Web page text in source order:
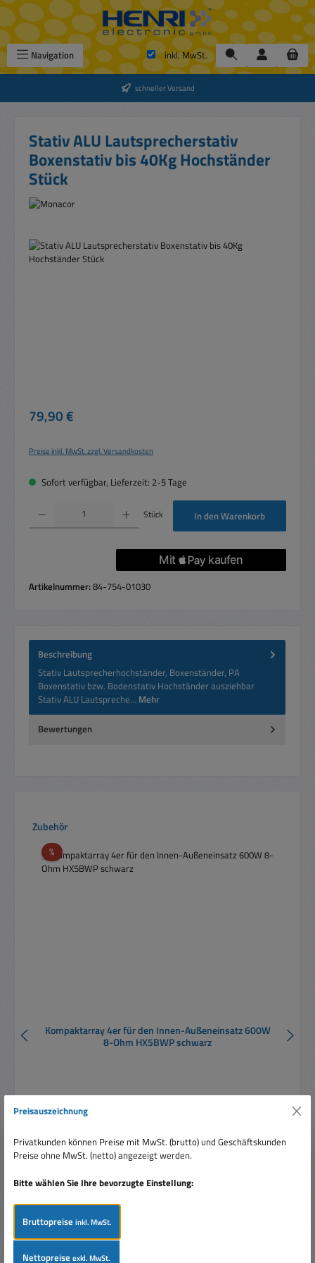
Zum Hauptinhalt springen
Navigation inkl. MwSt.
schneller Versand
Stativ ALU Lautsprecherstativ
Boxenstativ bis 40Kg Hochständer
Stück
Bildergalerie überspringen
Regulärer Preis:
79,90 €
Preise inkl. MwSt. zzgl. Versandkosten
Sofort verfügbar, Lieferzeit: 2-5 Tage
Produkt Anzahl: Gib den gewünschten Wert ein oder benutze die Schaltflächen um
Stück In den Warenkorb
Artikelnummer:84-754-01030
Beschreibung
Stativ Lautsprecherhochständer, Boxenständer, PA
Boxenstativ bzw. Bodenstativ Hochständer ausziehbar
Stativ ALU Lautspreche… Mehr
Bewertungen
Produktgalerie überspringen
Zubehör
%Rabatt
Kompaktarray 4er für den Innen-Außeneinsatz 600W
8-Ohm HX5BWP schwarz
Verkaufspreis:
899,95 € Regulärer Preis:
1.049,58 € (14.26% gespart)
Preisauszeichnung
Privatkunden können Preise mit MwSt. (brutto) und Geschäftskunden
Preise ohne MwSt. (netto) angezeigt werden.
Bitte wählen Sie Ihre bevorzugte Einstellung:
Bruttopreiseinkl. MwSt.
Nettopreiseexkl. MwSt.